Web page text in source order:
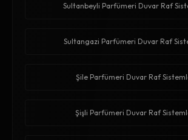
Sultanbeyli Parfümeri Duvar Raf
Sultangazi Parfümeri Duvar Raf
Şile Parfümeri Duvar Raf
Şişli Parfümeri Duvar Raf